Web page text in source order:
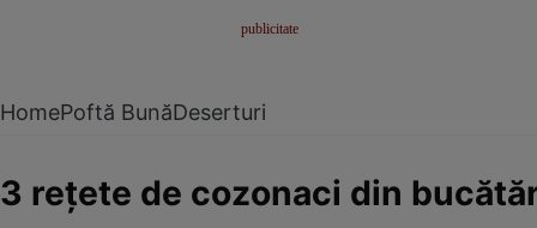
HomePoftă BunăDeserturi
3 rețete de cozonaci din